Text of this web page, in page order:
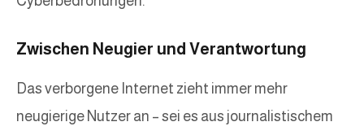
Zwischen Neugier und Verantwortung
Das verborgene Internet zieht immer mehr
neugierige Nutzer an – sei es aus journalistischem